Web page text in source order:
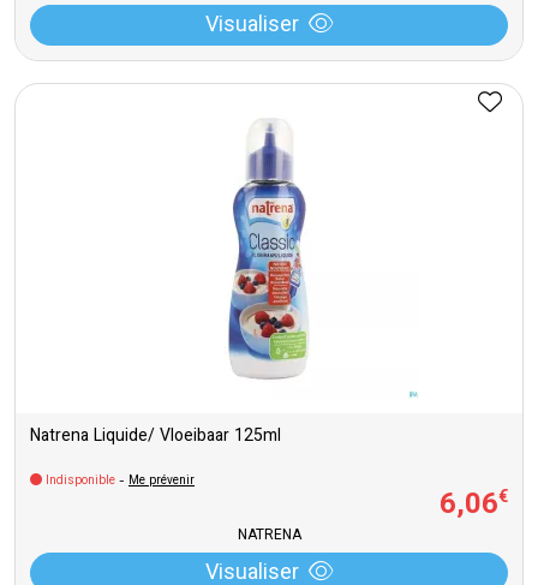
Visualiser
Natrena Liquide/ Vloeibaar 125ml
Indisponible - Me prévenir
6,06€
NATRENA
Visualiser